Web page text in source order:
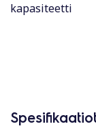
kapasiteetti